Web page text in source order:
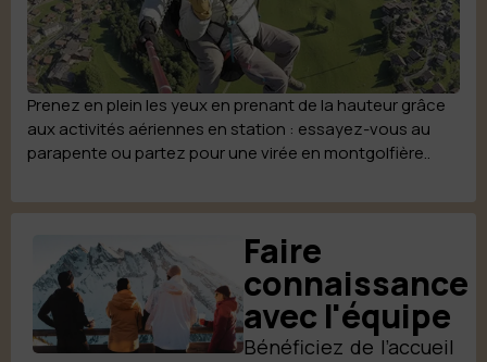
Prenez en plein les yeux en prenant de la hauteur grâce
aux activités aériennes en station : essayez-vous au
parapente ou partez pour une virée en montgolfière..
Faire
connaissance
avec l'équipe
Bénéficiez de l’accueil